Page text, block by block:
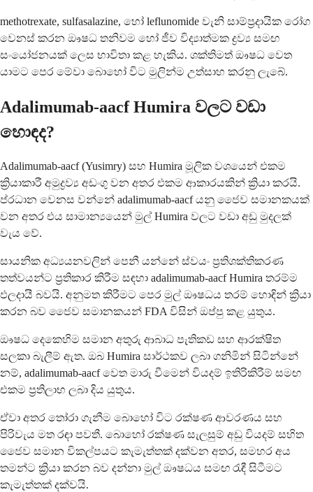
methotrexate, sulfasalazine, හෝ leflunomide වැනි සාම්ප්‍රදායික රෝග
වෙනස් කරන ඖෂධ තනිවම හෝ ජීව විද්‍යාත්මක ද්‍රව්‍ය සමඟ
සංයෝජනයක් ලෙස භාවිතා කළ හැකිය. ශක්තිමත් ඖෂධ වෙත
යාමට පෙර මේවා බොහෝ විට මුලින්ම උත්සාහ කරනු ලැබේ.
Adalimumab-aacf Humira වලට වඩා
හොඳද?
Adalimumab-aacf (Yusimry) සහ Humira මූලික වශයෙන් එකම
ක්‍රියාකාරී අමුද්‍රව්‍ය අඩංගු වන අතර එකම ආකාරයකින් ක්‍රියා කරයි.
ප්රධාන වෙනස වන්නේ adalimumab-aacf යනු ජෛව සමානකයක්
වන අතර එය සාමාන්‍යයෙන් මුල් Humira වලට වඩා අඩු මුදලක්
වැය වේ.
සායනික අධ්‍යයනවලින් පෙනී යන්නේ ස්වයං ප්‍රතිශක්තිකරණ
තත්වයන්ට ප්‍රතිකාර කිරීම සඳහා adalimumab-aacf Humira තරම්ම
ඵලදායී බවයි. අනුමත කිරීමට පෙර මුල් ඖෂධය තරම් හොඳින් ක්‍රියා
කරන බව ජෛව සමානකයන් FDA විසින් ඔප්පු කළ යුතුය.
ඖෂධ දෙකෙහිම සමාන අතුරු ආබාධ පැතිකඩ සහ ආරක්ෂිත
සලකා බැලීම් ඇත. ඔබ Humira සාර්ථකව ලබා ගනිමින් සිටින්නේ
නම්, adalimumab-aacf වෙත මාරු වීමෙන් වියදම් ඉතිරිකිරීම් සමඟ
එකම ප්‍රතිලාභ ලබා දිය යුතුය.
ඒවා අතර තෝරා ගැනීම බොහෝ විට රක්ෂණ ආවරණය සහ
පිරිවැය මත රඳා පවතී. බොහෝ රක්ෂණ සැලසුම් අඩු වියදම් සහිත
ජෛව සමාන විකල්පයට කැමැත්තක් දක්වන අතර, සමහර අය
තමන්ට ක්‍රියා කරන බව දන්නා මුල් ඖෂධය සමඟ රැඳී සිටීමට
කැමැත්තක් දක්වයි.